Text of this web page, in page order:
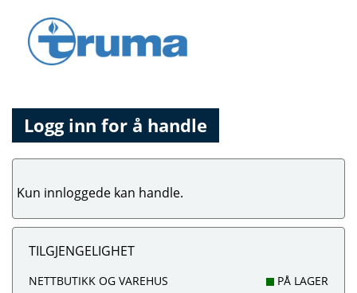
Logg inn for å handle
Kun innloggede kan handle.
TILGJENGELIGHET
NETTBUTIKK OG VAREHUS PÅ LAGER